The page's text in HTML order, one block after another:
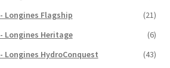
Longines Flagship
(21)
Longines Heritage
(6)
Longines HydroConquest
(43)